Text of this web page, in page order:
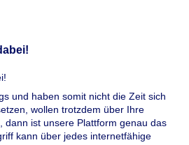
und haben somit nicht die Zeit sich
wollen trotzdem über Ihre
dann ist unsere Plattform genau das
kann über jedes internetfähige